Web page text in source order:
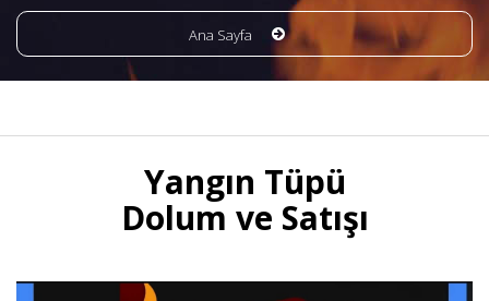
Ana Sayfa
Yangın Tüpü
Dolum ve Satışı